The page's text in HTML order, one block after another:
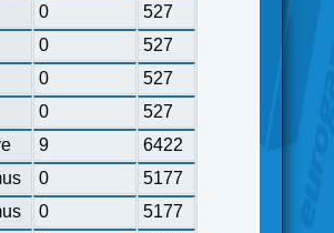
0
527
0
527
0
527
0
527
9
6422
0
5177
0
5177